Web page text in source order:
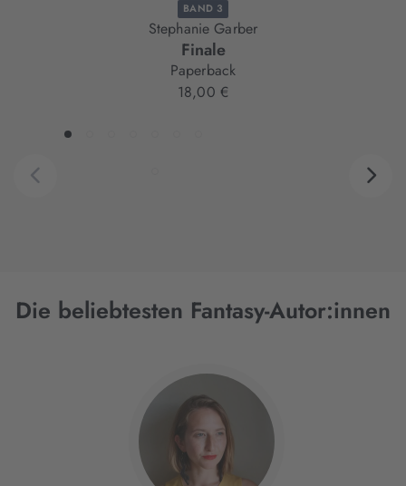
BAND 3
Stephanie Garber
Finale
Paperback
18,00 €
Die beliebtesten Fantasy-Autor:innen